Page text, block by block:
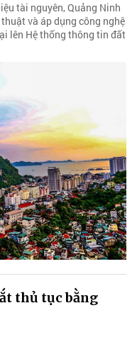
tài nguyên, Quảng Ninh
và áp dụng công nghệ
lên Hệ thống thông tin đất
thủ tục bằng